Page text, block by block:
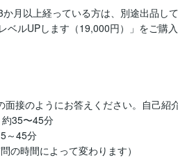
月以上経っている方は、別途出品し
ルUPします（19,000円）」をご購入
接のようにお答えください。自己紹
35〜45分
～45分
の時間によって変わります）